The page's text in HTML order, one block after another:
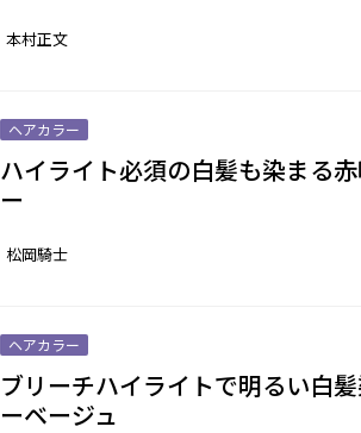
本村正文
ヘアカラー
ハイライト必須の白髪も染まる
ー
松岡騎士
ヘアカラー
ブリーチハイライトで明るい白
ーベージュ